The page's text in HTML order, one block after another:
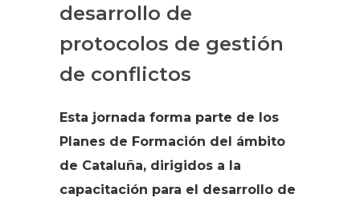
desarrollo de
protocolos de gestión
de conflictos
Esta jornada forma parte de los
Planes de Formación del ámbito
de Cataluña, dirigidos a la
capacitación para el desarrollo de